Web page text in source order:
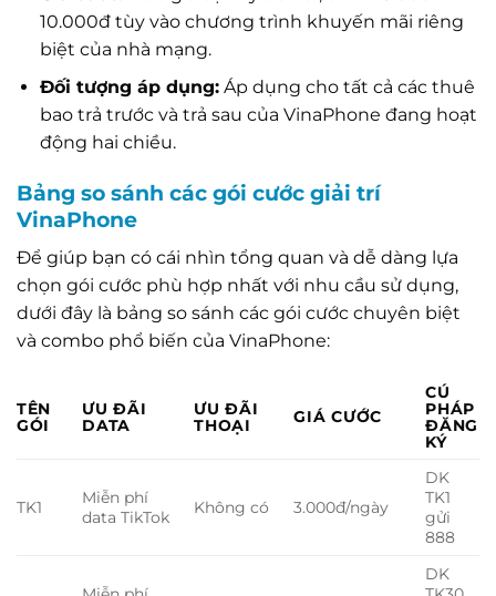
10.000đ tùy vào chương trình khuyến mãi riêng
biệt của nhà mạng.
Đối tượng áp dụng:Áp dụng cho tất cả các thuê
bao trả trước và trả sau của VinaPhone đang hoạt
động hai chiều.
Bảng so sánh các gói cước giải trí
VinaPhone
Để giúp bạn có cái nhìn tổng quan và dễ dàng lựa
chọn gói cước phù hợp nhất với nhu cầu sử dụng,
dưới đây là bảng so sánh các gói cước chuyên biệt
và combo phổ biến của VinaPhone:
TÊN
GÓI
ƯU ĐÃI
DATA
ƯU ĐÃI
THOẠI
GIÁ CƯỚC
CÚ
PHÁP
ĐĂNG
KÝ
TK1
Miễn phí
data TikTok
Không có 3.000đ/ngày
DK
TK1
gửi
888
DK